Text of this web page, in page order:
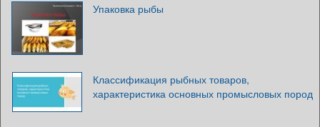
Упаковка рыбы
Классификация рыбных товаров,
характеристика основных промысловых пород